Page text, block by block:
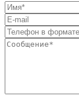
Имя*
Email
Телефон *
Сообщение